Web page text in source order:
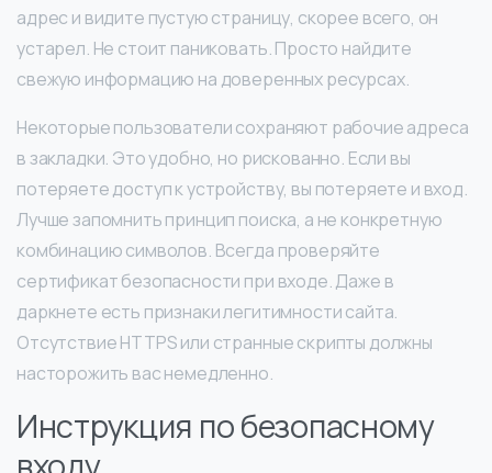
адрес и видите пустую страницу, скорее всего, он
устарел. Не стоит паниковать. Просто найдите
свежую информацию на доверенных ресурсах.
Некоторые пользователи сохраняют рабочие адреса
в закладки. Это удобно, но рискованно. Если вы
потеряете доступ к устройству, вы потеряете и вход.
Лучше запомнить принцип поиска, а не конкретную
комбинацию символов. Всегда проверяйте
сертификат безопасности при входе. Даже в
даркнете есть признаки легитимности сайта.
Отсутствие HTTPS или странные скрипты должны
насторожить вас немедленно.
Инструкция по безопасному